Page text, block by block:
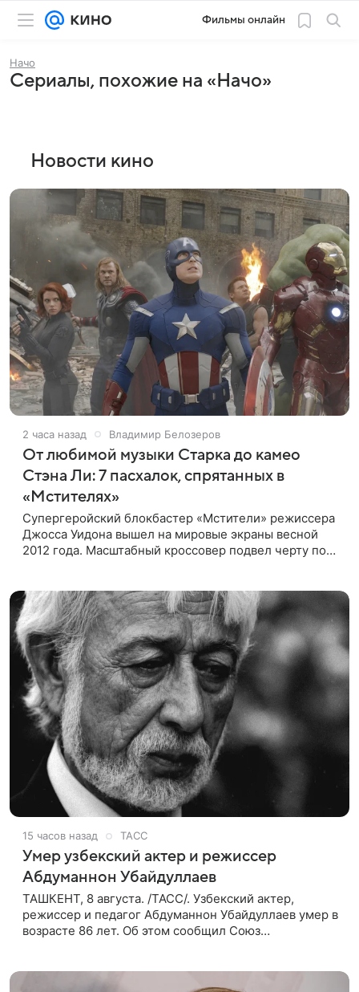
Фильмы онлайн
Начо
Сериалы, похожие на «Начо»
Новости кино
2 часа назад Владимир Белозеров
От любимой музыки Старка до камео
Стэна Ли: 7 пасхалок, спрятанных в
«Мстителях»
Супергеройский блокбастер «Мстители» режиссера
Джосса Уидона вышел на мировые экраны весной
2012 года. Масштабный кроссовер подвел черту под
15 часов назад ТАСС
Умер узбекский актер и режиссер
Абдуманнон Убайдуллаев
ТАШКЕНТ, 8 августа. /ТАСС/. Узбекский актер,
режиссер и педагог Абдуманнон Убайдуллаев умер в
возрасте 86 лет. Об этом сообщил Союз